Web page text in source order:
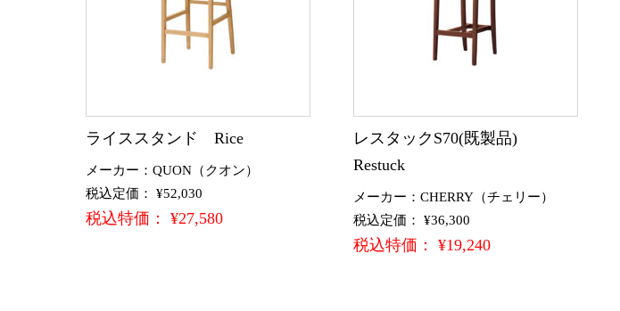
ライススタンド Rice
メーカー：QUON（クオン）
税込定価： ¥52,030
税込特価： ¥27,580
レスタックS70(既製品)
Restuck
メーカー：CHERRY（チェリー）
税込定価： ¥36,300
税込特価： ¥19,240